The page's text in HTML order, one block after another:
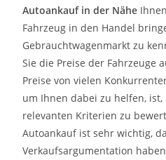
Autoankauf in der Nähe
Fahrzeug in den Handel
Gebrauchtwagenmarkt zu
Sie die Preise der Fahrzeuge
Preise von vielen
um Ihnen dabei zu helfen,
relevanten Kriterien zu
Autoankauf ist sehr wichtig,
Verkaufsargumentation